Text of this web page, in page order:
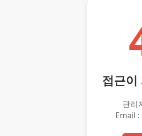
접근이
관리
Email